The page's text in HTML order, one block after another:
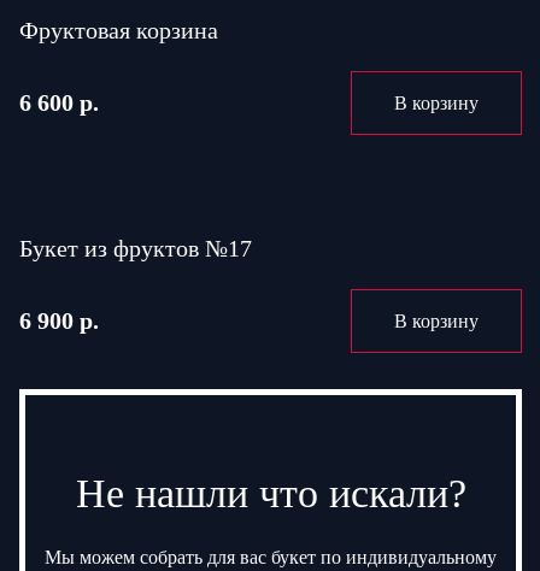
Фруктовая корзина
6 600 р. В корзину
Букет из фруктов №17
6 900 р. В корзину
Не нашли что искали?
Мы можем собрать для вас букет по индивидуальному